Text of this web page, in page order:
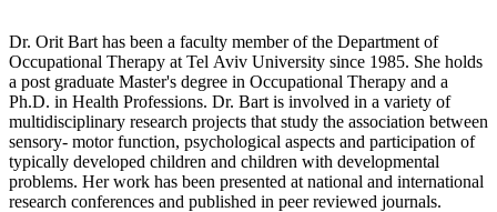
Dr. Orit Bart has been a faculty member of the Department of
Occupational Therapy at Tel Aviv University since 1985. She holds
a post graduate Master's degree in Occupational Therapy and a
Ph.D. in Health Professions. Dr. Bart is involved in a variety of
multidisciplinary research projects that study the association between
sensory- motor function, psychological aspects and participation of
typically developed children and children with developmental
problems. Her work has been presented at national and international
research conferences and published in peer reviewed journals.